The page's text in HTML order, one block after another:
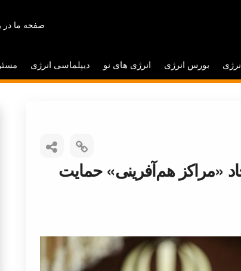
صفحه ما در
بورس انرژی انرژی های نو دیپلماسی انرژی
«مراکز هم‌آفرینی» حمایت